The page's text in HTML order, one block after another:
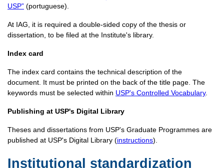
USP” (portuguese).
At IAG, it is required a double-sided copy of the thesis or
dissertation, to be filed at the Institute's library.
Index card
The index card contains the technical description of the
document. It must be printed on the back of the title page. The
keywords must be selected within USP's Controlled Vocabulary.
Publishing at USP's Digital Library
Theses and dissertations from USP's Graduate Programmes are
published at USP's Digital Library (instructions).
Institutional standardization